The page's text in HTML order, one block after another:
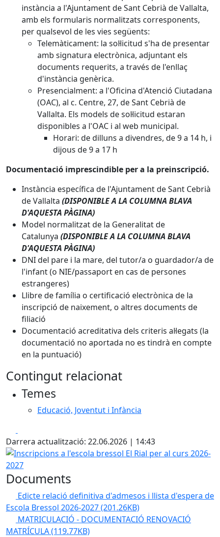
instància a l'Ajuntament de Sant Cebrià de Vallalta,
amb els formularis normalitzats corresponents,
per qualsevol de les vies següents:
Telemàticament: la sol·licitud s'ha de presentar
amb signatura electrònica, adjuntant els
documents requerits, a través de l'enllaç
d'instància genèrica.
Presencialment: a l'Oficina d'Atenció Ciutadana
(OAC), al c. Centre, 27, de Sant Cebrià de
Vallalta. Els models de sol·licitud estaran
disponibles a l'OAC i al web municipal.
Horari: de dilluns a divendres, de 9 a 14 h, i
dijous de 9 a 17 h
Documentació imprescindible per a la preinscripció.
Instància específica de l'Ajuntament de Sant Cebrià
de Vallalta (DISPONIBLE A LA COLUMNA BLAVA
D'AQUESTA PÀGINA)
Model normalitzat de la Generalitat de
Catalunya (DISPONIBLE A LA COLUMNA BLAVA
D'AQUESTA PÀGINA)
DNI del pare i la mare, del tutor/a o guardador/a de
l'infant (o NIE/passaport en cas de persones
estrangeres)
Llibre de família o certificació electrònica de la
inscripció de naixement, o altres documents de
filiació
Documentació acreditativa dels criteris al·legats (la
documentació no aportada no es tindrà en compte
en la puntuació)
Contingut relacionat
Temes
Educació, Joventut i Infància
Darrera actualització: 22.06.2026 | 14:43
Inscripcions a l'escola bressol El Rial per al curs 2026-2027
Documents
Edicte relació definitiva d'admesos i llista d'espera de
Escola Bressol 2026-2027(201.26KB)
MATRICULACIÓ - DOCUMENTACIÓ RENOVACIÓ
MATRÍCULA(119.77KB)